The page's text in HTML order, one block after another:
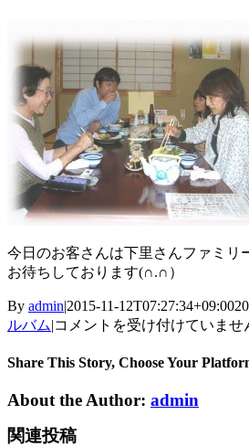
今日のお客さんは下里さんファミリ
お待ちしております(∩.∩）
By admin|2015-11-12T07:27:34+09:00
ルバム|毎
は
コメントを受け付けていませ
Share This Story, Choose Your
About the Author: admin
関連投稿